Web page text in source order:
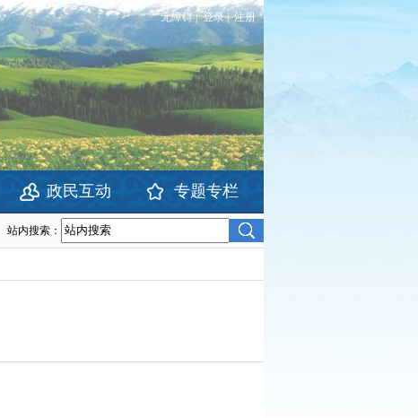
无障碍 | 登录 | 注册
政民互动 专题专栏
站内搜索：